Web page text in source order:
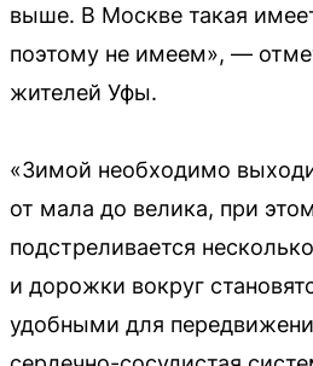
выше. В Москве такая
поэтому не имеем», —
жителей Уфы.
«Зимой необходимо
от мала до велика, при
подстреливается
и дорожки вокруг
удобными для